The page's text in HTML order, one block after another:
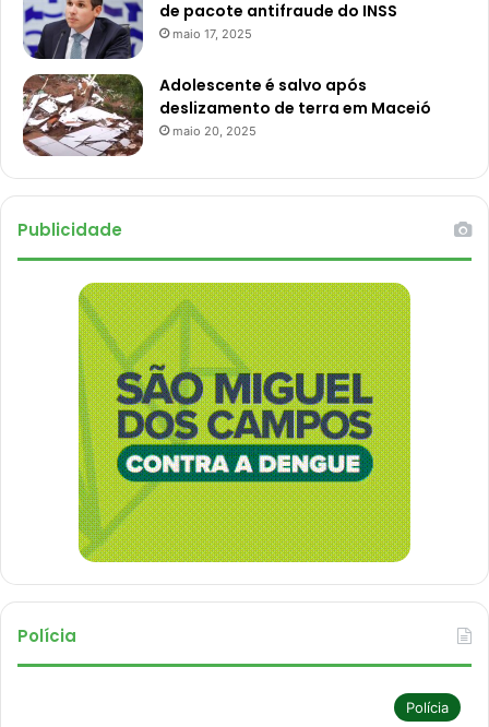
de pacote antifraude do INSS
maio 17, 2025
Adolescente é salvo após
deslizamento de terra em Maceió
maio 20, 2025
Publicidade
Polícia
Polícia